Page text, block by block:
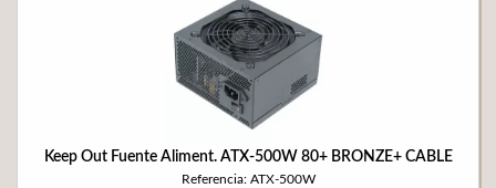
Keep Out Fuente Aliment. ATX-500W 80+ BRONZE+ CABLE
Referencia: ATX-500W